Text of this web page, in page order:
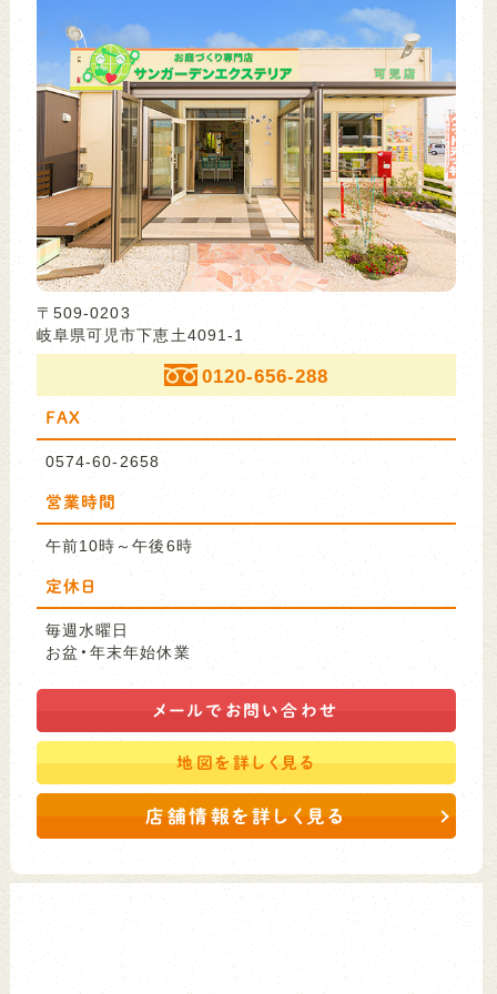
〒509-0203
岐阜県可児市下恵土4091-1
0120-656-288
FAX
0574-60-2658
営業時間
午前10時～午後6時
定休日
毎週水曜日
お盆・年末年始休業
メールで お問い合わせ
地図を詳しく見る
店舗情報を詳しく見る